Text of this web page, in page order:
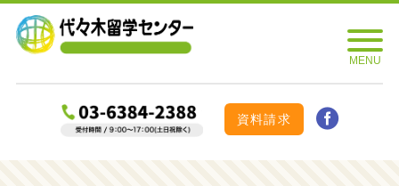
資料請求